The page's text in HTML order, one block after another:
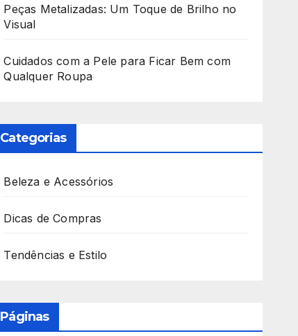
Peças Metalizadas: Um Toque de Brilho no
Visual
Cuidados com a Pele para Ficar Bem com
Qualquer Roupa
Categorias
Beleza e Acessórios
Dicas de Compras
Tendências e Estilo
Páginas